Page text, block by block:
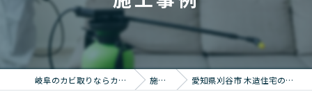
岐阜のカビ取りならカビバスターズ岐阜 施工事例 愛知県刈谷市 木造住宅の復元処理・カビ取り